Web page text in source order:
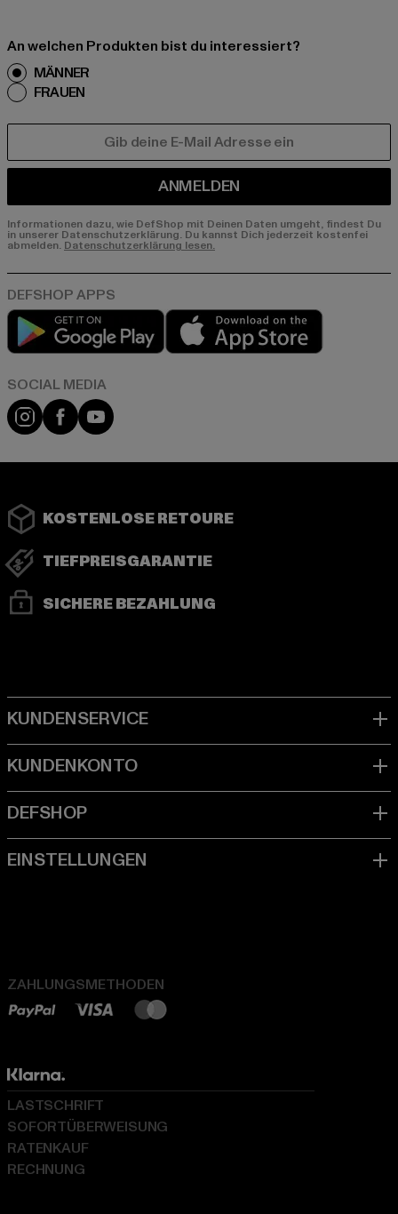
An welchen Produkten bist du interessiert?
MÄNNER
FRAUEN
ANMELDEN
Informationen dazu, wie DefShop mit Deinen Daten umgeht, findest Du
in unserer Datenschutzerklärung. Du kannst Dich jederzeit kostenfei
abmelden. Datenschutzerklärung lesen.
Play market
Instagram
FacebookYouTube
KOSTENLOSE RETOURE
TIEFPREISGARANTIE
SICHERE BEZAHLUNG
ZAHLUNGSMETHODEN
LASTSCHRIFT
SOFORTÜBERWEISUNG
RATENKAUF
RECHNUNG